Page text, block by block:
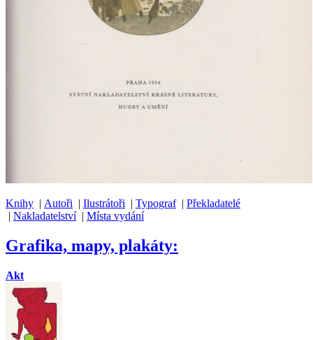
Knihy | Autoři | Ilustrátoři | Typograf| Překladatelé
| Nakladatelství| Místa vydání
Grafika, mapy, plakáty:
Akt